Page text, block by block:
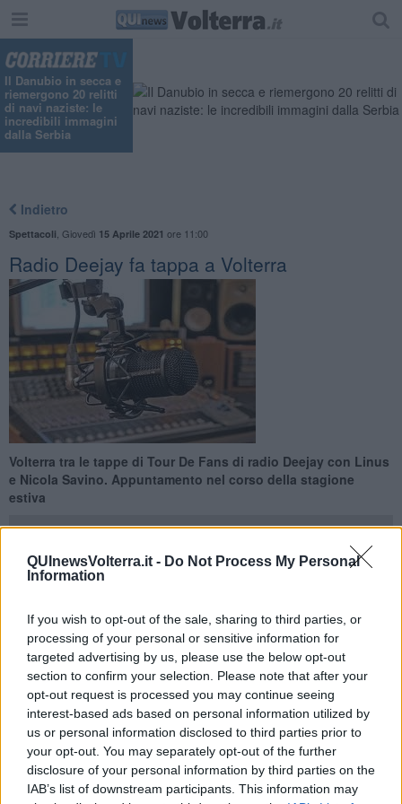
QUInewsVolterra.it - Do Not Process My Personal
Information
If you wish to opt-out of the sale, sharing to third parties, or
processing of your personal or sensitive information for
targeted advertising by us, please use the below opt-out
section to confirm your selection. Please note that after your
opt-out request is processed you may continue seeing
interest-based ads based on personal information utilized by
us or personal information disclosed to third parties prior to
your opt-out. You may separately opt-out of the further
disclosure of your personal information by third parties on the
IAB’s list of downstream participants. This information may
Il Danubio in secca e
riemergono 20 relitti
di navi naziste: le
incredibili immagini
dalla Serbia
Indietro
Spettacoli Giovedì 15 Aprile 2021 ore 11:00
Radio Deejay fa tappa a Volterra
Volterra tra le tappe di Tour De Fans di radio Deejay con Linus
e Nicola Savino. Appuntamento nel corso della stagione
estiva
VOLTERRA —
Volterra sarà una delle tappe del Tour De Fans, il
giro d’Italia in bicicletta che, dal 21 giugno, vedrà la squadra di
Deejay chiama Italia, capitanata daLinus, Nicola Savino e
Matteo Curti,trasmettere ogni giorno da un comune diverso.
“Abbiamo appreso la notizia - dichiara l’assessore al turismo del
comune di VolterraViola Luti- con immenso piacere. Volterra è di
nuovo tappa di un importante evento, promosso da una delle radio
più seguite, che mette la città al centro del panorama italiano.
Avremo, infatti, l’onore di avere sul nostro territorio Linus e Nicola
Savino per un giro d’Italia radiofonico. La scelta di Volterra non è
casuale, ma dimostra la sempre maggiore attenzione e visibilità